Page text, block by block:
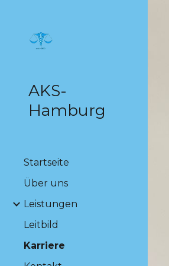
AKS-
Hamburg
Startseite
Über uns
Leistungen
Leitbild
Karriere